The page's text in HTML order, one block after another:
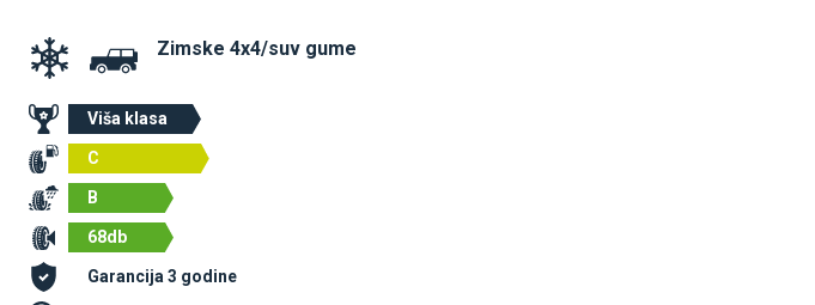
Zimske 4x4/suv gume
Viša klasa
C
B
68db
Garancija 3 godine